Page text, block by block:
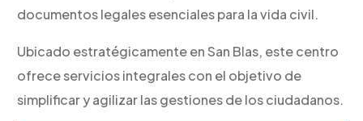
documentos legales esenciales para la vida civil.
Ubicado estratégicamente en San Blas, este centro
ofrece servicios integrales con el objetivo de
simplificar y agilizar las gestiones de los ciudadanos.